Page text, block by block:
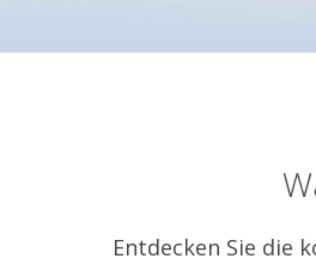
Entdecken Sie die